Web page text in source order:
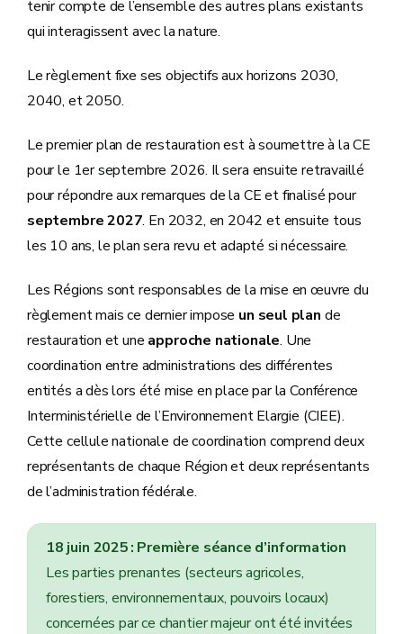
tenir compte de l’ensemble des autres plans existants
qui interagissent avec la nature.
Le règlement fixe ses objectifs aux horizons 2030,
2040, et 2050.
Le premier plan de restauration est à soumettre à la CE
pour le 1er septembre 2026. Il sera ensuite retravaillé
pour répondre aux remarques de la CE et finalisé pour
septembre 2027. En 2032, en 2042 et ensuite tous
les 10 ans, le plan sera revu et adapté si nécessaire.
Les Régions sont responsables de la mise en œuvre du
règlement mais ce dernier impose un seul plan de
restauration et une approche nationale. Une
coordination entre administrations des différentes
entités a dès lors été mise en place par la Conférence
Interministérielle de l’Environnement Elargie (CIEE).
Cette cellule nationale de coordination comprend deux
représentants de chaque Région et deux représentants
de l’administration fédérale.
18 juin 2025 : Première séance d’information
Les parties prenantes (secteurs agricoles,
forestiers, environnementaux, pouvoirs locaux)
concernées par ce chantier majeur ont été invitées